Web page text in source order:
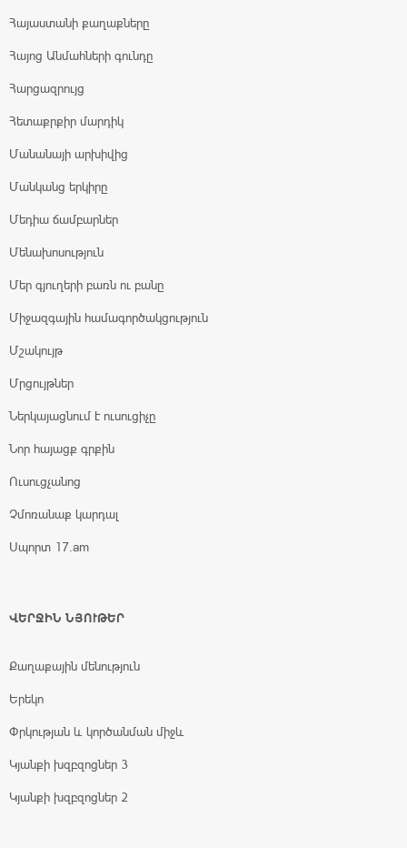
Հայաստանի քաղաքները
Հայոց Անմահների գունդը
Հարցազրույց
Հետաքրքիր մարդիկ
Մանանայի արխիվից
Մանկանց երկիրը
Մեդիա ճամբարներ
Մենախոսություն
Մեր գյուղերի բառն ու բանը
Միջազգային համագործակցություն
Մշակույթ
Մրցույթներ
Ներկայացնում է ուսուցիչը
Նոր հայացք գրքին
Ուսուցչանոց
Չմոռանաք կարդալ
Սպորտ 17.am
ՎԵՐՋԻՆ ՆՅՈՒԹԵՐ
Քաղաքային մենություն
Երեկո
Փրկության և կործանման միջև
Կյանքի խզբզոցներ 3
Կյանքի խզբզոցներ 2